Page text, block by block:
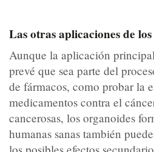
Las otras aplicaciones de
Aunque la aplicación
prevé que sea parte del
de fármacos, como probar la
medicamentos contra el
cancerosas, los organoides
humanas sanas también